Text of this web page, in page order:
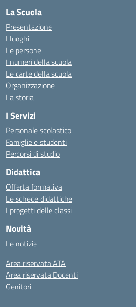
La Scuola
Presentazione
I luoghi
Le persone
I numeri della scuola
Le carte della scuola
Organizzazione
La storia
I Servizi
Personale scolastico
Famiglie e studenti
Percorsi di studio
Didattica
Offerta formativa
Le schede didattiche
I progetti delle classi
Novità
Le notizie
Area riservata ATA
Area riservata Docenti
Genitori